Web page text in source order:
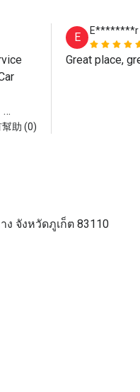
幫助 (0)
E
E********r
จังหวัดภูเก็ต 83110